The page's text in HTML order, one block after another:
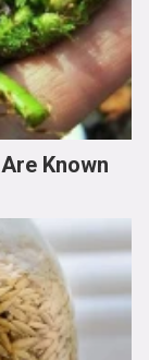
Known